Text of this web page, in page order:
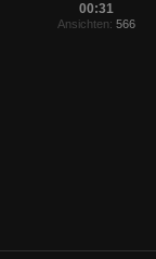
00:31
Ansichten: 566